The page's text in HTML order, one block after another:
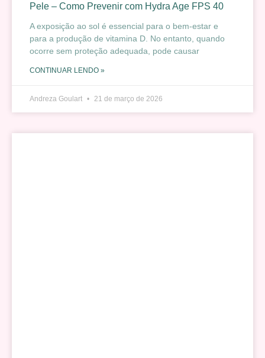
Pele – Como Prevenir com Hydra Age FPS 40
A exposição ao sol é essencial para o bem-estar e
para a produção de vitamina D. No entanto, quando
ocorre sem proteção adequada, pode causar
CONTINUAR LENDO »
Andreza Goulart 21 de março de 2026